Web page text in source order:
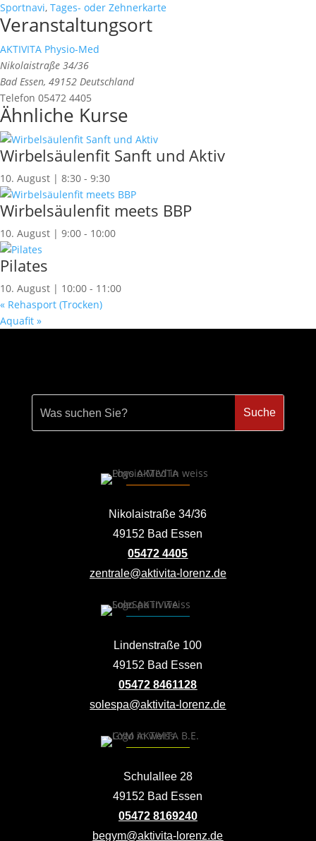
Sportnavi, Tages- oder Zehnerkarte
Veranstaltungsort
AKTIVITA Physio-Med
Nikolaistraße 34/36
Bad Essen, 49152 Deutschland
Telefon 05472 4405
Ähnliche Kurse
Wirbelsäulenfit Sanft und Aktiv
10. August | 8:30 - 9:30
Wirbelsäulenfit meets BBP
10. August | 9:00 - 10:00
Pilates
10. August | 10:00 - 11:00
« Rehasport (Trocken)
Aquafit »
Nikolaistraße 34/36
49152 Bad Essen
05472 4405
zentrale@aktivita-lorenz.de
Lindenstraße 100
49152 Bad Essen
05472 8461128
solespa@aktivita-lorenz.de
Schulallee 28
49152 Bad Essen
05472 8169240
begym@aktivita-lorenz.de